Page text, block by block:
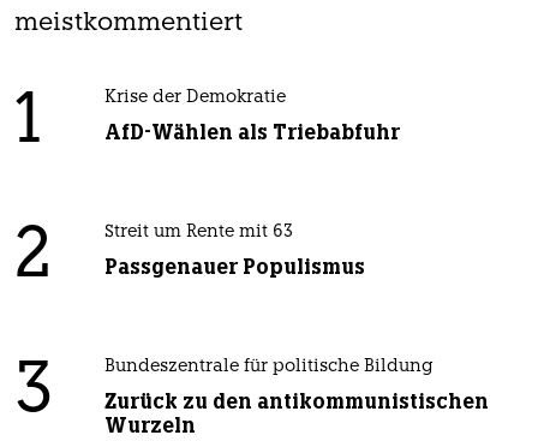
meistkommentiert
1 Krise der Demokratie
AfD-Wählen als Triebabfuhr
2 Streit um Rente mit 63
Passgenauer Populismus
3 Bundeszentrale für politische Bildung
Zurück zu den antikommunistischen
Wurzeln